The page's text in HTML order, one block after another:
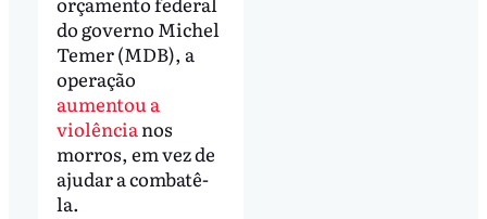
do governo Michel
Temer (MDB), a
operação
aumentou a
violêncianos
morros, em vez de
ajudar a combatê-
la.